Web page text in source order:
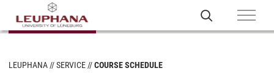
LEUPHANA SERVICE COURSE SCHEDULE